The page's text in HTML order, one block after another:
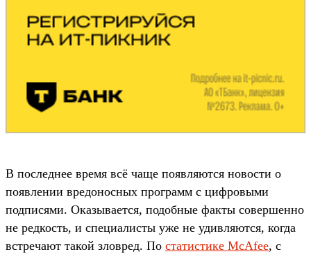
В последнее время всё чаще появляются новости о
появлении вредоносных программ с цифровыми
подписями. Оказывается, подобные факты совершенно
не редкость, и специалисты уже не удивляются, когда
встречают такой зловред. По статистике McAfee, с